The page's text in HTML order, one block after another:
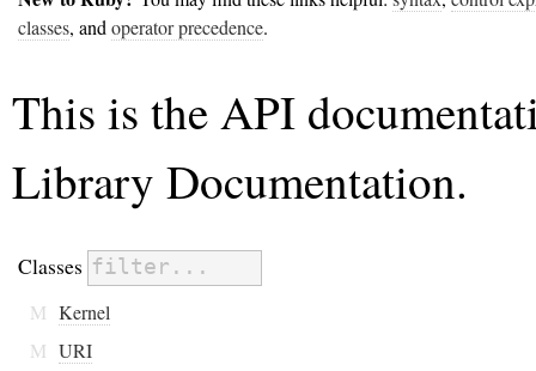
classes, and operator precedence.
This is the API
Library Documentation.
Classes
M Kernel
M URI